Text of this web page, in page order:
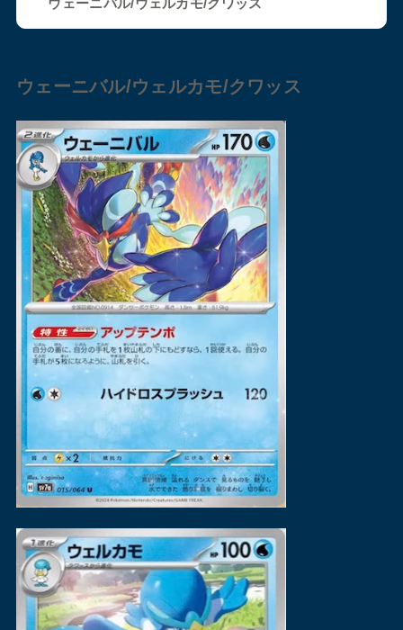
ウェーニバル/ウェルカモ/クワッス
ウェーニバル/ウェルカモ/クワッス